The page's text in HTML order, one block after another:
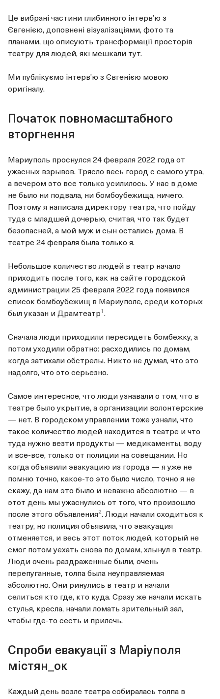
Це вибрані частини глибинного інтервʼю з
Євгенією, доповнені візуалізаціями, фото та
планами, що описують трансформації просторів
театру для людей, які мешкали тут.
Ми публікуємо інтервʼю з Євгенією мовою
оригіналу.
Початок повномасштабного
вторгнення
Мариуполь проснулся 24 февраля 2022 года от
ужасных взрывов. Трясло весь город с самого утра,
а вечером это все только усилилось. У нас в доме
не было ни подвала, ни бомбоубежища, ничего.
Поэтому я написала директору театра, что пойду
туда с младшей дочерью, считая, что так будет
безопасней, а мой муж и сын остались дома. В
театре 24 февраля была только я.
Небольшое количество людей в театр начало
приходить после того, как на сайте городской
администрации 25 февраля 2022 года появился
список бомбоубежищ в Мариуполе,среди которых
был указан и Драмтеатр1.
Сначала люди приходили пересидеть бомбежку, а
потом уходили обратно: расходились по домам,
когда затихали обстрелы. Никто не думал, что это
надолго, что это серьезно.
Самое интересное, что люди узнавали о том, что в
театре было укрытие, а организации волонтерские
— нет. В городском управлении тоже узнали, что
такое количество людей находится в театре и что
туда нужно везти продукты — медикаменты, воду
и все-все, только от полиции на совещании. Но
когда объявили эвакуацию из города — я уже не
помню точно, какое-то это было число, точно я не
скажу, да нам это было и неважно абсолютно — в
этот день мы ужаснулись от того, что произошло
после этого объявления2. Люди начали сходиться к
театру, но полиция объявила, что эвакуация
отменяется, и весь этот поток людей, который не
смог потом уехать снова по домам, хлынул в театр.
Люди очень раздраженные были, очень
перепуганные, толпа была неуправляемая
абсолютно. Они ринулись в театр и начали
селиться кто где, кто куда. Сразу же начали искать
стулья, кресла, начали ломать зрительный зал,
чтобы где-то сесть и прилечь.
Спроби евакуації з Маріуполя
містян_ок
Каждый день возле театра собиралась толпа в